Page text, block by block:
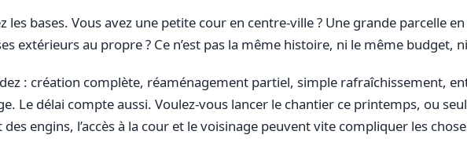
les bases. Vous avez une petite cour en centre-ville ? Une grande parcelle
extérieurs au propre ? Ce n’est pas la même histoire, ni le même budget,
: création complète, réaménagement partiel, simple rafraîchissement,
Le délai compte aussi. Voulez-vous lancer le chantier ce printemps, ou
engins, l’accès à la cour et le voisinage peuvent vite compliquer les